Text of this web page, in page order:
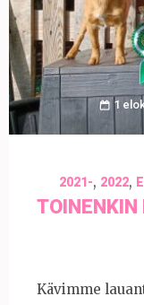
1
2021-, 2022,
TOINENKIN
Kävimme